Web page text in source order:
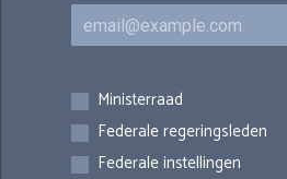
E-mail
Inschrijvingen
Ministerraad
Federale regeringsleden
Federale instellingen